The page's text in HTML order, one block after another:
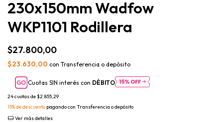
230x150mm Wadfow
WKP1101 Rodillera
$27.800,00
$23.630,00 con Transferencia o depósito
Cuotas SIN interés con DÉBITO
24cuotas de$2.855,29
15% de descuento pagando con Transferencia o depósito
Ver más detalles